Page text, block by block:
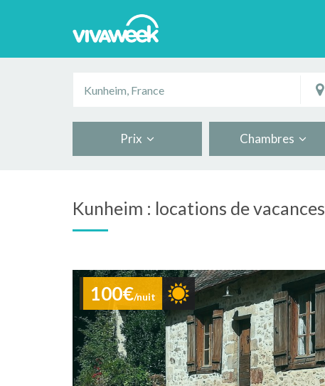
Prix Chambres
Kunheim : locations de vacances
100€/nuit